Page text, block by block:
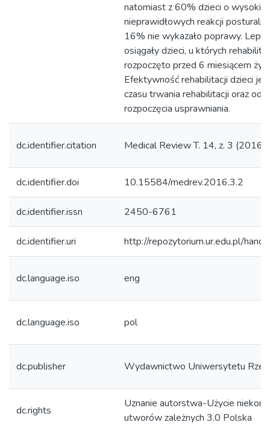
natomiast z 60% dzieci o
nieprawidłowych reakcji
16% nie wykazało poprawy.
osiągały dzieci, u których
rozpoczęto przed 6 miesiącem
Efektywność rehabilitacji dzieci
czasu trwania rehabilitacji oraz od
rozpoczęcia usprawniania.
dc.identifier.citation Medical Review T. 14, z. 3
dc.identifier.doi 10.15584/medrev.2016.3.2
dc.identifier.issn 2450-6761
dc.identifier.uri http://repozytorium.ur.edu.pl/
dc.language.iso eng
dc.language.iso pol
dc.publisher Wydawnictwo Uniwersytetu
dc.rights
Uznanie autorstwa-Użycie
utworów zależnych 3.0 Polska